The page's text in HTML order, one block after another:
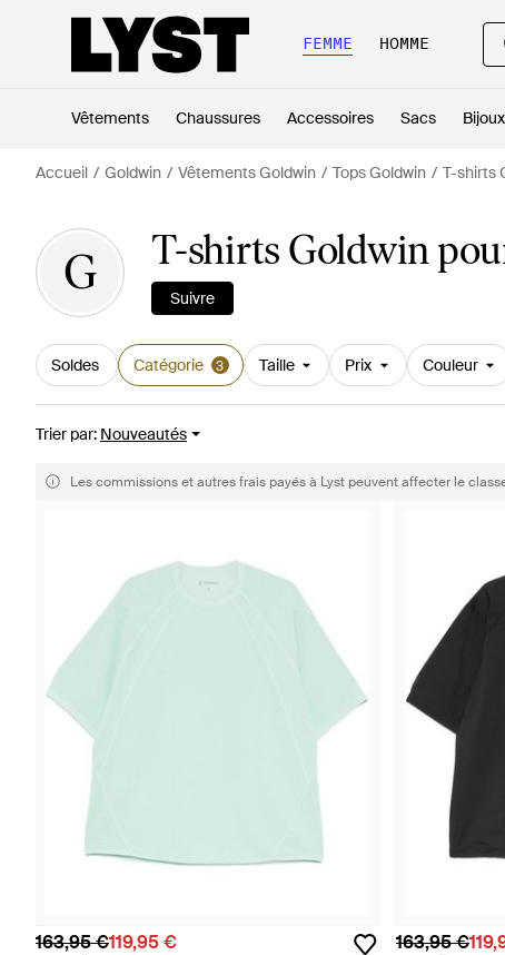
FEMME HOMME
Vêtements Chaussures Accessoires Sacs Bijoux
Accueil Goldwin Vêtements Goldwin Tops Goldwin T-shirts
G T-shirts Goldwin
Suivre
Soldes Catégorie 3 Taille Prix Couleur
Trier par: Nouveautés
Les commissions et autres frais payés à Lyst peuvent affecter le
163,95 €119,95 € 163,95 €